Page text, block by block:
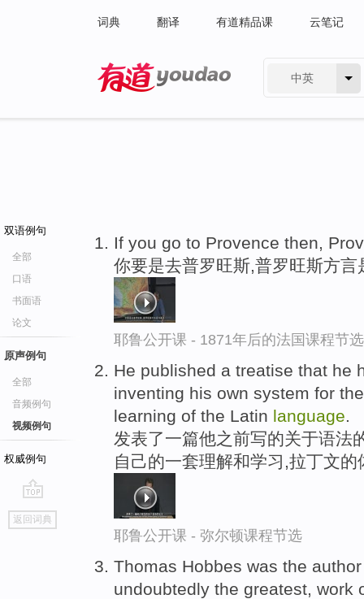
词典 翻译 有道精品课 云笔记
中英
双语例句
全部
口语
书面语
论文
原声例句
全部
音频例句
视频例句
权威例句
go
top
返回词典
If you go to Provence then,
你要是去普罗旺斯,普罗旺斯方言
耶鲁公开课 - 1871年后的法国课程节选
He published a treatise that he
inventing his own system for
learning of the Latin language.
发表了一篇他之前写的关于语法
自己的一套理解和学习,拉丁文的
耶鲁公开课 - 弥尔顿课程节选
Thomas Hobbes was the
undoubtedly the greatest, work